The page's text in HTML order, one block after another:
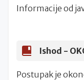
Informacije od
Ishod -
Postupak je